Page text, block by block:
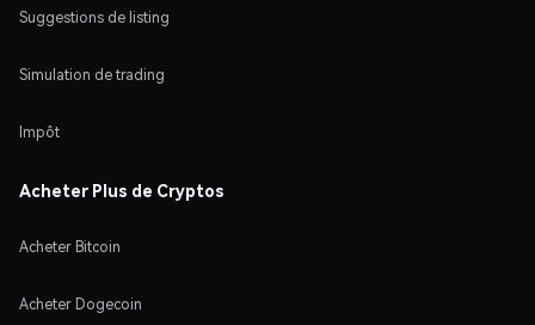
Suggestions de listing
Simulation de trading
Impôt
Acheter Plus de Cryptos
Acheter Bitcoin
Acheter Dogecoin